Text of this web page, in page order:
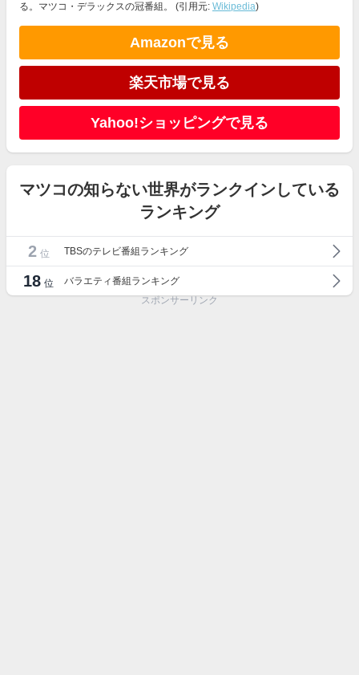
る。マツコ・デラックスの冠番組。 (引用元: Wikipedia)
Amazonで見る
楽天市場で見る
Yahoo!ショッピングで見る
マツコの知らない世界がランクインしている
ランキング
2 位 TBSのテレビ番組ランキング
18 位
バラエティ番組ランキング
スポンサーリンク